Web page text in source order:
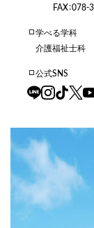
FAX：
学べる学科
介護福祉士科
公式SNS